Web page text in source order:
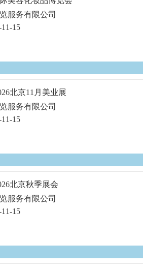
服务有限公司
15
北京11月美业展
服务有限公司
15
北京秋季展会
服务有限公司
15